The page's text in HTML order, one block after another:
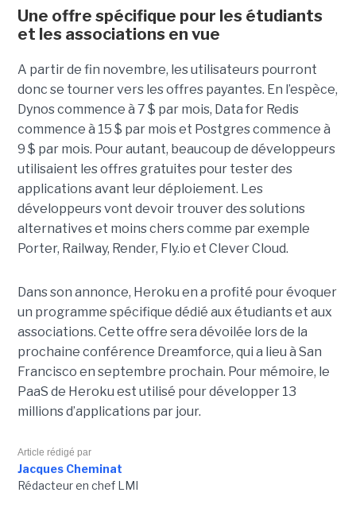
Une offre spécifique pour les étudiants
et les associations en vue
A partir de fin novembre, les utilisateurs pourront
donc se tourner vers les offres payantes. En l’espèce,
Dynos commence à 7 $ par mois, Data for Redis
commence à 15 $ par mois et Postgres commence à
9 $ par mois. Pour autant, beaucoup de développeurs
utilisaient les offres gratuites pour tester des
applications avant leur déploiement. Les
développeurs vont devoir trouver des solutions
alternatives et moins chers comme par exemple
Porter, Railway, Render, Fly.io et Clever Cloud.
Dans son annonce, Heroku en a profité pour évoquer
un programme spécifique dédié aux étudiants et aux
associations. Cette offre sera dévoilée lors de la
prochaine conférence Dreamforce, qui a lieu à San
Francisco en septembre prochain. Pour mémoire, le
PaaS de Heroku est utilisé pour développer 13
millions d’applications par jour.
Article rédigé par
Jacques Cheminat
Rédacteur en chef LMI